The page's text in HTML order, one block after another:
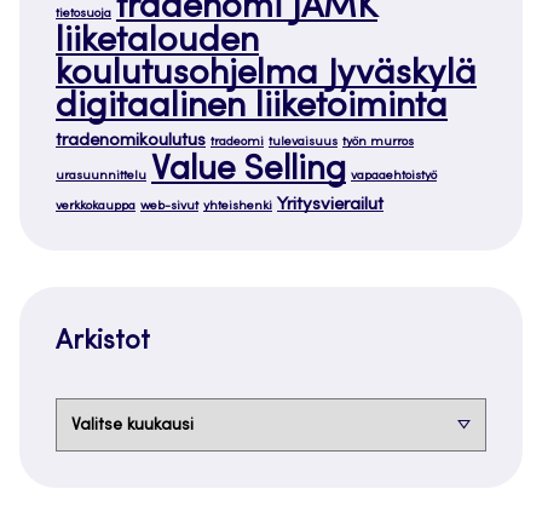
tietosuoja tradenomi JAMK
liiketalouden
koulutusohjelma Jyväskylä
digitaalinen liiketoiminta
tradenomikoulutus tradeomi tulevaisuus työn murros
urasuunnittelu Value Selling vapaaehtoistyö
verkkokauppa web-sivut yhteishenki Yritysvierailut
Arkistot